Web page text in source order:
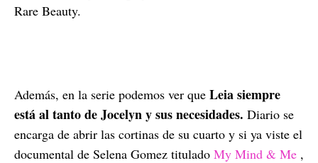
Rare Beauty.
Además, en la serie podemos ver que Leia siempre
está al tanto de Jocelyn y sus necesidades. Diario se
encarga de abrir las cortinas de su cuarto y si ya viste el
documental de Selena Gomez titulado My Mind & Me ,